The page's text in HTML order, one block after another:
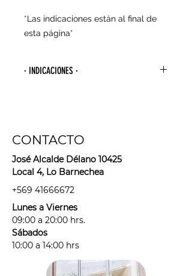
*Las indicaciones están al final de
esta página*
· INDICACIONES ·
(cera, hilo, pinzas, bandas
depilatorias, maquina depilatoria,
sugaring, etc).
- Usar sólo rasuradora o métodos
que corten el pelo entre tus
sesiones. Hacerlo sólo las veces
necesarias para no sobre estimular
el folículo piloso.
- Debes venir rasurad@ (idealmente
CONTACTO
José Alcalde Délano 10425
Local 4, Lo Barnechea
+569 41666672
Lunes a Viernes
09:00 a 20:00 hrs.
Sábados
10:00 a 14:00 hrs